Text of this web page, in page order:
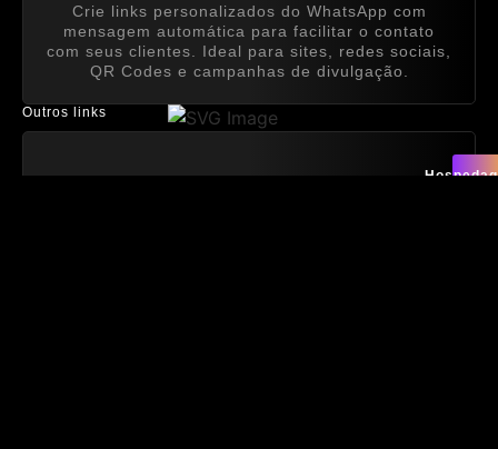
Crie links personalizados do WhatsApp com
mensagem automática para facilitar o contato
com seus clientes. Ideal para sites, redes sociais,
QR Codes e campanhas de divulgação.
Outros links